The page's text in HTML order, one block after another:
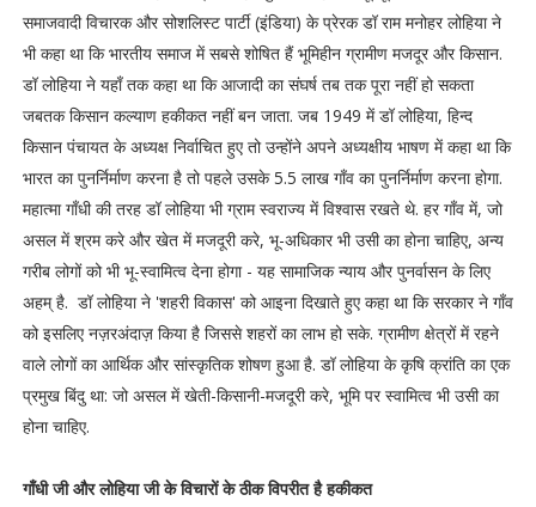
समाजवादी विचारक और सोशलिस्ट पार्टी (इंडिया) के प्रेरक डॉ राम मनोहर लोहिया ने
भी कहा था कि भारतीय समाज में सबसे शोषित हैं भूमिहीन ग्रामीण मजदूर और किसान.
डॉ लोहिया ने यहाँ तक कहा था कि आजादी का संघर्ष तब तक पूरा नहीं हो सकता
जबतक किसान कल्याण हकीकत नहीं बन जाता. जब 1949 में डॉ लोहिया, हिन्द
किसान पंचायत के अध्यक्ष निर्वाचित हुए तो उन्होंने अपने अध्यक्षीय भाषण में कहा था कि
भारत का पुनर्निर्माण करना है तो पहले उसके 5.5 लाख गाँव का पुनर्निर्माण करना होगा.
महात्मा गाँधी की तरह डॉ लोहिया भी ग्राम स्वराज्य में विश्वास रखते थे. हर गाँव में, जो
असल में श्रम करे और खेत में मजदूरी करे, भू-अधिकार भी उसी का होना चाहिए, अन्य
गरीब लोगों को भी भू-स्वामित्व देना होगा - यह सामाजिक न्याय और पुनर्वासन के लिए
अहम् है. डॉ लोहिया ने 'शहरी विकास' को आइना दिखाते हुए कहा था कि सरकार ने गाँव
को इसलिए नज़रअंदाज़ किया है जिससे शहरों का लाभ हो सके. ग्रामीण क्षेत्रों में रहने
वाले लोगों का आर्थिक और सांस्कृतिक शोषण हुआ है. डॉ लोहिया के कृषि क्रांति का एक
प्रमुख बिंदु था: जो असल में खेती-किसानी-मजदूरी करे, भूमि पर स्वामित्व भी उसी का
होना चाहिए.
गाँधी जी और लोहिया जी के विचारों के ठीक विपरीत है हकीकत